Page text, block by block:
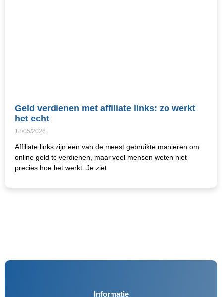
Geld verdienen met affiliate links: zo werkt
het echt
18/05/2026
Affiliate links zijn een van de meest gebruikte manieren om
online geld te verdienen, maar veel mensen weten niet
precies hoe het werkt. Je ziet
Informatie